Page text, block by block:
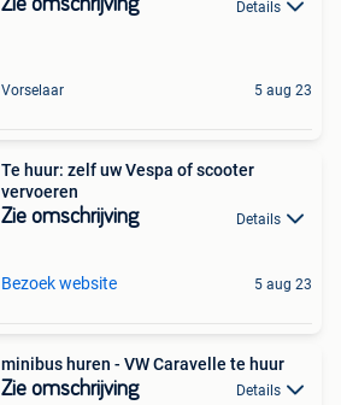
Zie omschrijving Details
Vorselaar 5 aug 23
Te huur: zelf uw Vespa of scooter
vervoeren
Zie omschrijving Details
Bezoek website 5 aug 23
minibus huren - VW Caravelle te huur
Zie omschrijving Details